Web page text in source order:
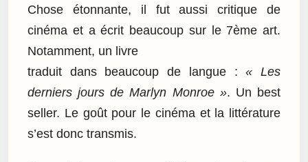
Chose étonnante, il fut aussi critique de
cinéma et a écrit beaucoup sur le 7ème art.
Notamment, un livre
traduit dans beaucoup de langue :« Les
derniers jours de Marlyn Monroe ». Un best
seller. Le goût pour le cinéma et la littérature
s’est donc transmis.